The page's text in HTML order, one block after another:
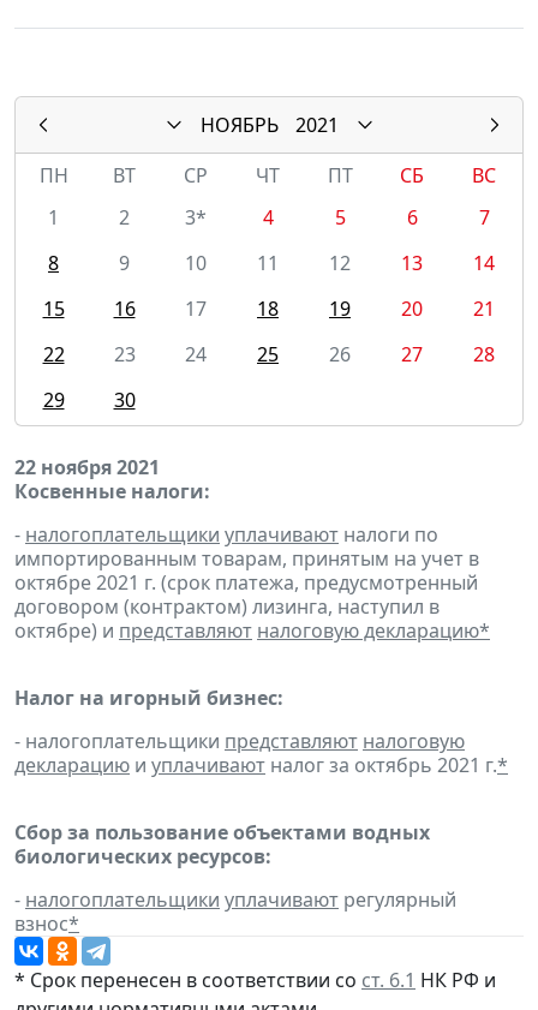
НОЯБРЬ
2021
ПН
ВТ СР ЧТ ПТ СБ
ВС
1
2 3* 4 5 6
7
8
9 10 11 12 13
14
15
16 17 18 19 20
21
22
23 24 25 26 27
28
29
30
22 ноября 2021
Косвенные налоги:
- налогоплательщики уплачивают налоги по
импортированным товарам, принятым на учет в
октябре 2021 г. (срок платежа, предусмотренный
договором (контрактом) лизинга, наступил в
октябре) и представляют налоговую декларацию*
Налог на игорный бизнес:
- налогоплательщики представляют налоговую
декларацию и уплачивают налог за октябрь 2021 г.*
Сбор за пользование объектами водных
биологических ресурсов:
- налогоплательщики уплачивают регулярный
взнос*
* Срок перенесен в соответствии со ст. 6.1 НК РФ и